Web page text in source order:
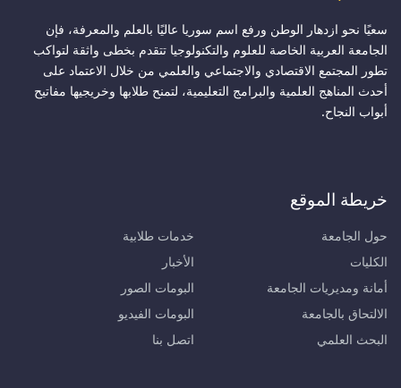
سعيًا نحو ازدهار الوطن ورفع اسم سوريا عاليًا بالعلم والمعرفة، فإن
الجامعة العربية الخاصة للعلوم والتكنولوجيا تتقدم بخطى واثقة لتواكب
تطور المجتمع الاقتصادي والاجتماعي والعلمي من خلال الاعتماد على
أحدث المناهج العلمية والبرامج التعليمية، لتمنح طلابها وخريجيها مفاتيح
أبواب النجاح.
خريطة الموقع
حول الجامعة
الكليات
أمانة ومديريات الجامعة
الالتحاق بالجامعة
البحث العلمي
خدمات طلابية
الأخبار
البومات الصور
البومات الفيديو
اتصل بنا